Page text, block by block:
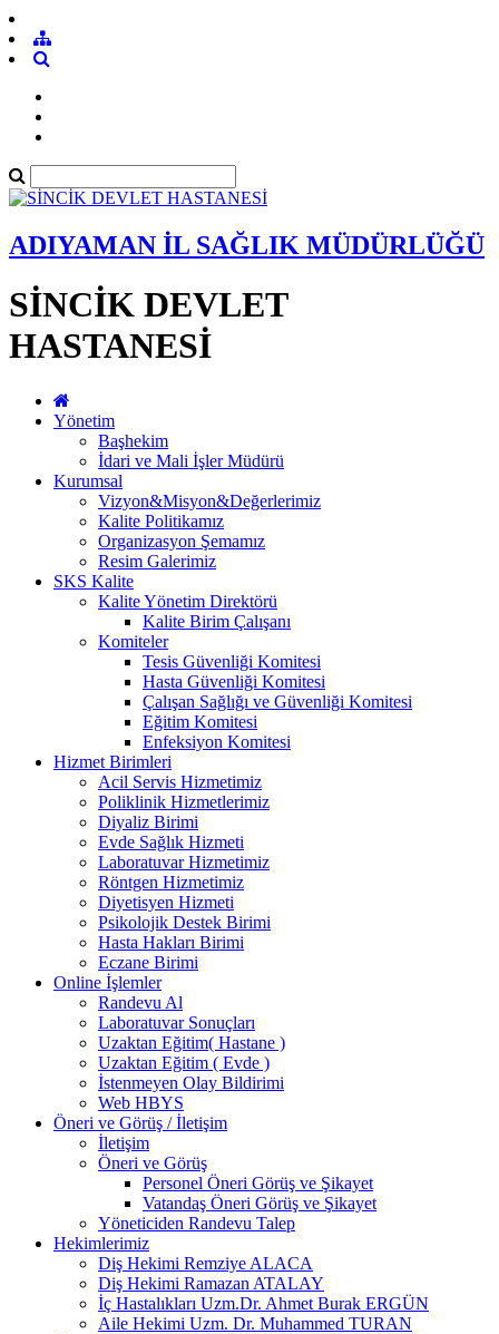
ADIYAMAN İL SAĞLIK MÜDÜRLÜĞÜ
SİNCİK DEVLET
HASTANESİ
Yönetim
Başhekim
İdari ve Mali İşler Müdürü
Kurumsal
Vizyon&Misyon&Değerlerimiz
Kalite Politikamız
Organizasyon Şemamız
Resim Galerimiz
SKS Kalite
Kalite Yönetim Direktörü
Kalite Birim Çalışanı
Komiteler
Tesis Güvenliği Komitesi
Hasta Güvenliği Komitesi
Çalışan Sağlığı ve Güvenliği Komitesi
Eğitim Komitesi
Enfeksiyon Komitesi
Hizmet Birimleri
Acil Servis Hizmetimiz
Poliklinik Hizmetlerimiz
Diyaliz Birimi
Evde Sağlık Hizmeti
Laboratuvar Hizmetimiz
Röntgen Hizmetimiz
Diyetisyen Hizmeti
Psikolojik Destek Birimi
Hasta Hakları Birimi
Eczane Birimi
Online İşlemler
Randevu Al
Laboratuvar Sonuçları
Uzaktan Eğitim( Hastane )
Uzaktan Eğitim ( Evde )
İstenmeyen Olay Bildirimi
Web HBYS
Öneri ve Görüş / İletişim
İletişim
Öneri ve Görüş
Personel Öneri Görüş ve Şikayet
Vatandaş Öneri Görüş ve Şikayet
Yöneticiden Randevu Talep
Hekimlerimiz
Diş Hekimi Remziye ALACA
Diş Hekimi Ramazan ATALAY
İç Hastalıkları Uzm.Dr. Ahmet Burak ERGÜN
Aile Hekimi Uzm. Dr. Muhammed TURAN